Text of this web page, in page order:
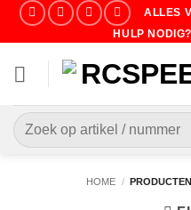
ALLES
HULP
Zoeken
naar:
HOME /